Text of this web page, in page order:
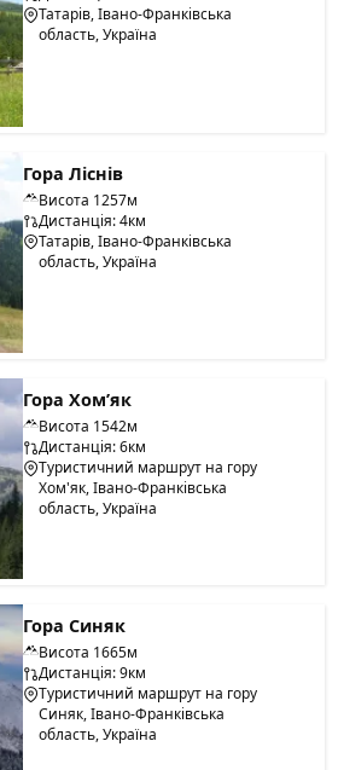
Татарів, Івано-Франківська
область, Україна
Гора Ліснів
Висота 1257м
Дистанція: 4км
Татарів, Івано-Франківська
область, Україна
Гора Хом’як
Висота 1542м
Дистанція: 6км
Туристичний маршрут на гору
Хом'як, Івано-Франківська
область, Україна
Гора Синяк
Висота 1665м
Дистанція: 9км
Туристичний маршрут на гору
Синяк, Івано-Франківська
область, Україна